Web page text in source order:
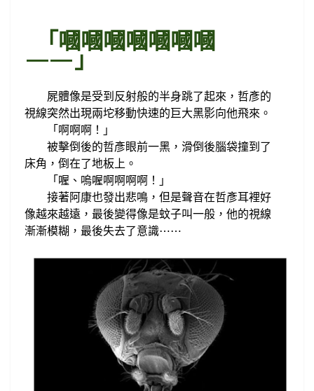
「嘓嘓嘓嘓嘓嘓嘓
——」
屍體像是受到反射般的半身跳了起來， 哲彥的
視線突然出現兩坨移動快速的巨大黑影向他飛來。
「啊啊啊！」
被擊倒後的哲彥眼前一黑， 滑倒後腦袋撞到了
床角， 倒在了地板上 。
「 喔、嗚喔啊啊啊啊！」
接著阿康也發出悲鳴，但是聲音在哲彥耳裡好
像越來越遠，最後變得像是蚊子叫一般 ，他的視線
漸漸模糊，最後失去了意識⋯⋯